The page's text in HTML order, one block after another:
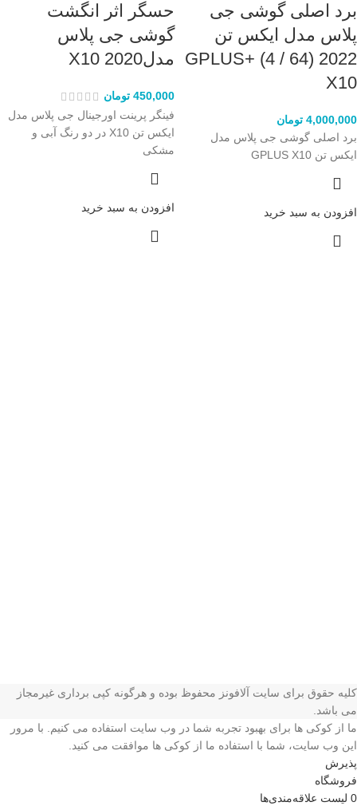
برد اصلی گوشی جی
پلاس مدل ایکس تن
2022 (64 / 4) +GPLUS
X10
4,000,000 تومان
برد اصلی گوشی جی پلاس مدل
ایکس تن GPLUS X10
افزودن به سبد خرید
حسگر اثر انگشت
گوشی جی پلاس
مدل2020 X10
450,000 تومان
فینگر پرینت اورجینال جی پلاس مدل
ایکس تن X10 در دو رنگ آبی و
مشکی
افزودن به سبد خرید
کلیه حقوق برای سایت آلافونز محفوظ بوده و هرگونه کپی برداری غیرمجاز
می باشد.
ما از کوکی ها برای بهبود تجربه شما در وب سایت استفاده می کنیم. با مرور
این وب سایت، شما با استفاده ما از کوکی ها موافقت می کنید.
پذیرش
فروشگاه
0 لیست علاقه‌مندی‌ها